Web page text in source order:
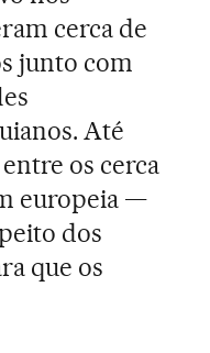
cerca de
junto com
Até
os cerca
europeia —
dos
que os